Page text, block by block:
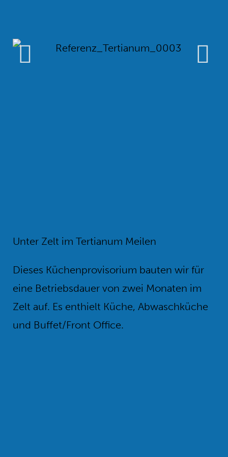
Unter Zelt im Tertianum Meilen
Dieses Küchenprovisorium bauten wir für
eine Betriebsdauer von zwei Monaten im
Zelt auf. Es enthielt Küche, Abwaschküche
und Buffet/Front Office.